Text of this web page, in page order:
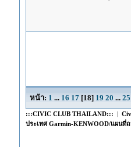
หน้า: 1 ... 16 17[18] 19 20 ... 25
:::CIVIC CLUB THAILAND::: |
ประเทศ Garmin-KENWOOD/แผนที่